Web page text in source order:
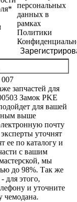
персональных
данных в
рамках
Политики
запчастей для
Замок PKE
для вашей
выше
почту
уточнят
ее по каталогу и
с вашим
мы
до 98%. Так же
для этого,
и уточните
чемодана.